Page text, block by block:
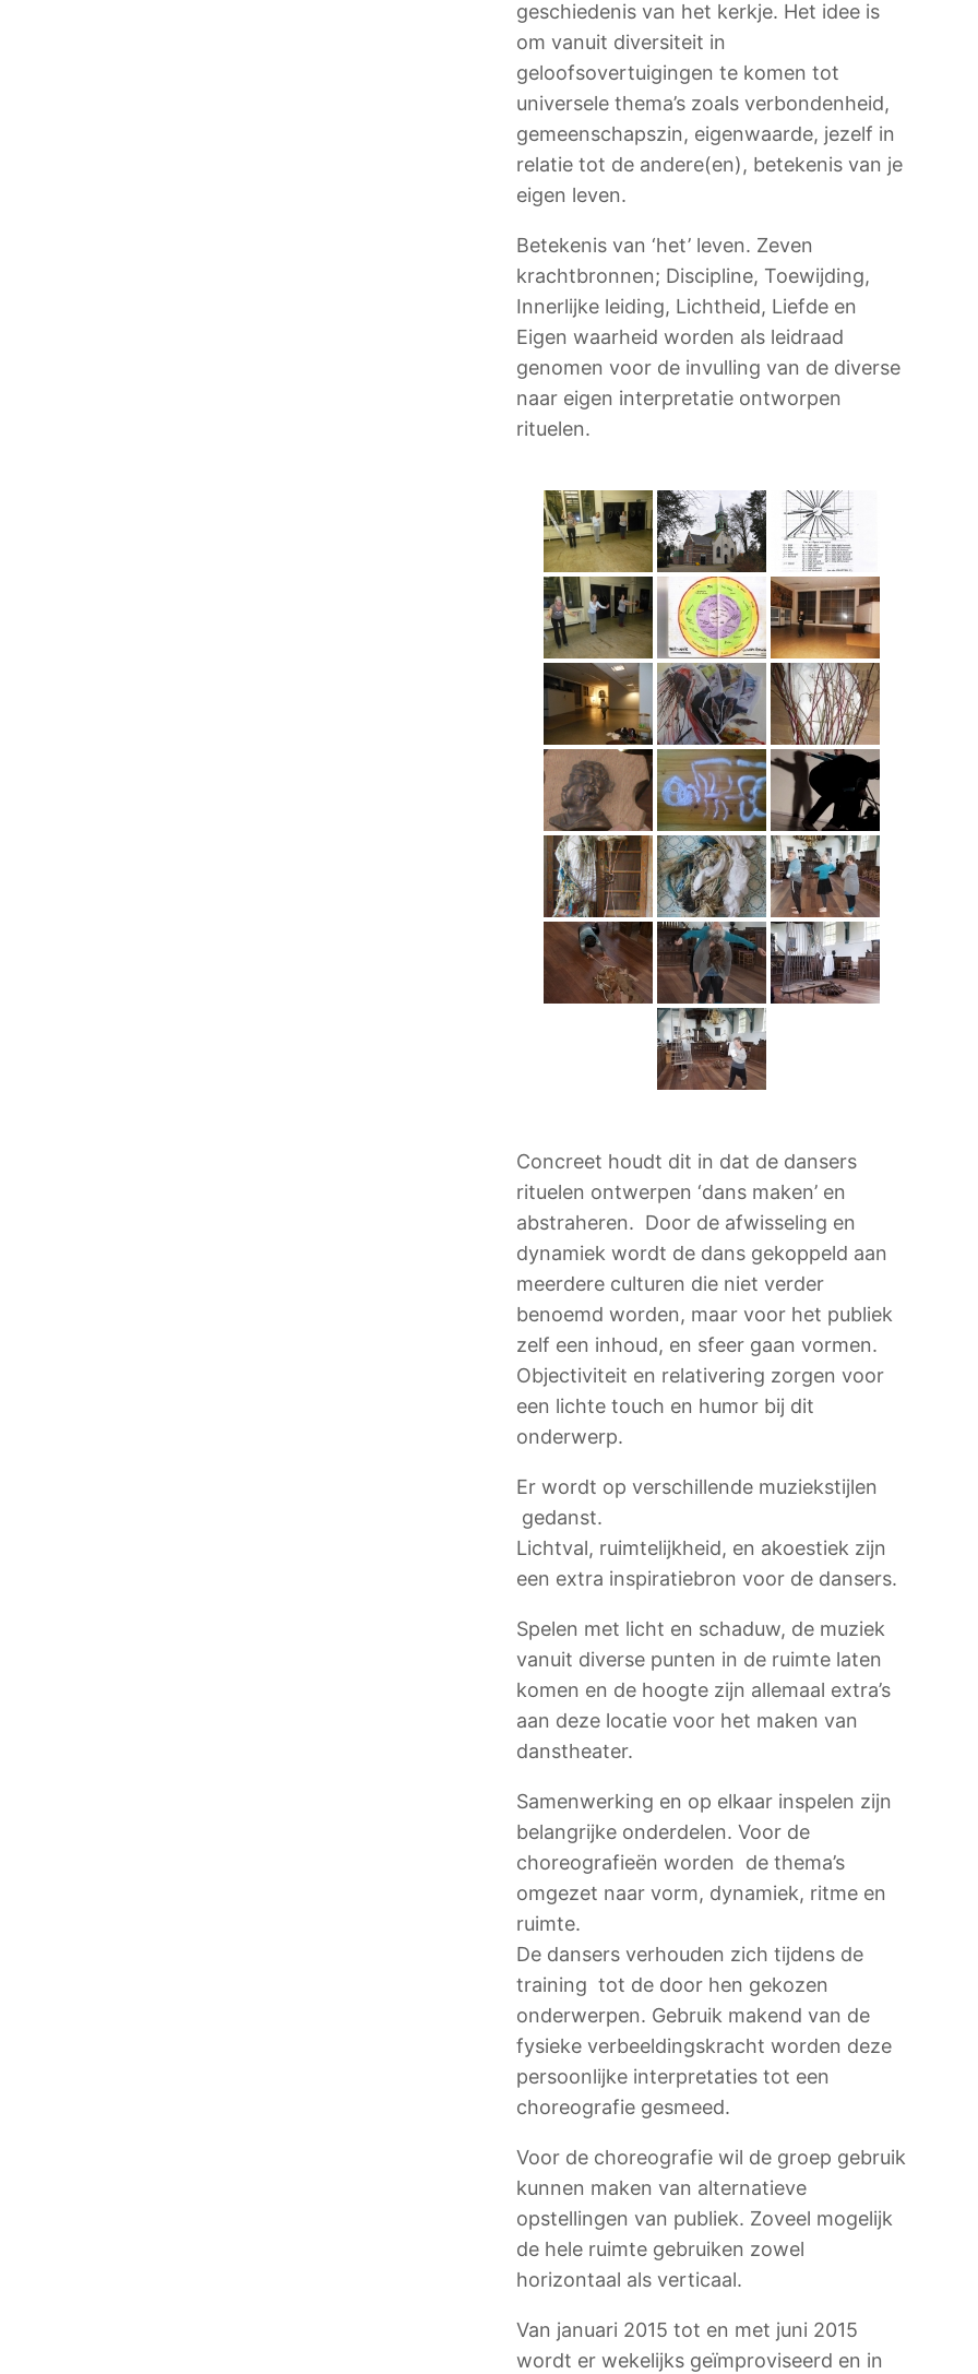
geschiedenis van het kerkje. Het idee is
om vanuit diversiteit in
geloofsovertuigingen te komen tot
universele thema’s zoals verbondenheid,
gemeenschapszin, eigenwaarde, jezelf in
relatie tot de andere(en), betekenis van je
eigen leven.
Betekenis van ‘het’ leven. Zeven
krachtbronnen; Discipline, Toewijding,
Innerlijke leiding, Lichtheid, Liefde en
Eigen waarheid worden als leidraad
genomen voor de invulling van de diverse
naar eigen interpretatie ontworpen
rituelen.
Concreet houdt dit in dat de dansers
rituelen ontwerpen ‘dans maken’ en
abstraheren. Door de afwisseling en
dynamiek wordt de dans gekoppeld aan
meerdere culturen die niet verder
benoemd worden, maar voor het publiek
zelf een inhoud, en sfeer gaan vormen.
Objectiviteit en relativering zorgen voor
een lichte touch en humor bij dit
onderwerp.
Er wordt op verschillende muziekstijlen
gedanst.
Lichtval, ruimtelijkheid, en akoestiek zijn
een extra inspiratiebron voor de dansers.
Spelen met licht en schaduw, de muziek
vanuit diverse punten in de ruimte laten
komen en de hoogte zijn allemaal extra’s
aan deze locatie voor het maken van
danstheater.
Samenwerking en op elkaar inspelen zijn
belangrijke onderdelen. Voor de
choreografieën worden de thema’s
omgezet naar vorm, dynamiek, ritme en
ruimte.
De dansers verhouden zich tijdens de
training tot de door hen gekozen
onderwerpen. Gebruik makend van de
fysieke verbeeldingskracht worden deze
persoonlijke interpretaties tot een
choreografie gesmeed.
Voor de choreografie wil de groep gebruik
kunnen maken van alternatieve
opstellingen van publiek. Zoveel mogelijk
de hele ruimte gebruiken zowel
horizontaal als verticaal.
Van januari 2015 tot en met juni 2015
wordt er wekelijks geïmproviseerd en in